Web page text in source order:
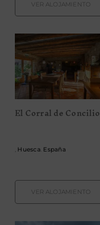
VER ALOJAMIENTO
El Corral de
Concilio
El Corral de Concilio
, Huesca. España
VER ALOJAMIENTO